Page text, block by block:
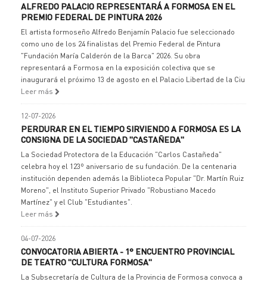
ALFREDO PALACIO REPRESENTARÁ A FORMOSA EN EL
PREMIO FEDERAL DE PINTURA 2026
El artista formoseño Alfredo Benjamín Palacio fue seleccionado
como uno de los 24 finalistas del Premio Federal de Pintura
"Fundación María Calderón de la Barca" 2026. Su obra
representará a Formosa en la exposición colectiva que se
inaugurará el próximo 13 de agosto en el Palacio Libertad de la Ciu
Leer más
12-07-2026
PERDURAR EN EL TIEMPO SIRVIENDO A FORMOSA ES LA
CONSIGNA DE LA SOCIEDAD "CASTAÑEDA"
La Sociedad Protectora de la Educación "Carlos Castañeda"
celebra hoy el 123º aniversario de su fundación. De la centenaria
institución dependen además la Biblioteca Popular "Dr. Martín Ruiz
Moreno", el Instituto Superior Privado "Robustiano Macedo
Martínez" y el Club "Estudiantes".
Leer más
04-07-2026
CONVOCATORIA ABIERTA - 1° ENCUENTRO PROVINCIAL
DE TEATRO "CULTURA FORMOSA"
La Subsecretaría de Cultura de la Provincia de Formosa convoca a